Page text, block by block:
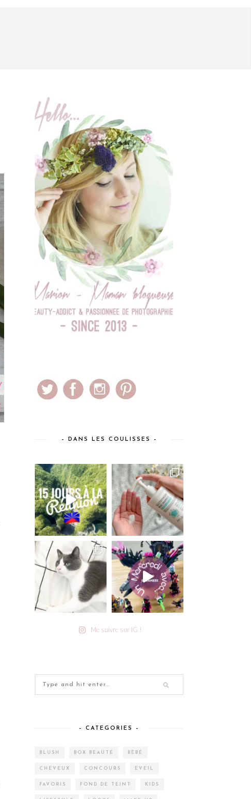
– DANS LES COULISSES –
Me suivre sur IG !
– CATEGORIES –
BLUSH BOX BEAUTÉ BÉBÉ
CHEVEUX CONCOURS EVEIL
FAVORIS FOND DE TEINT KIDS